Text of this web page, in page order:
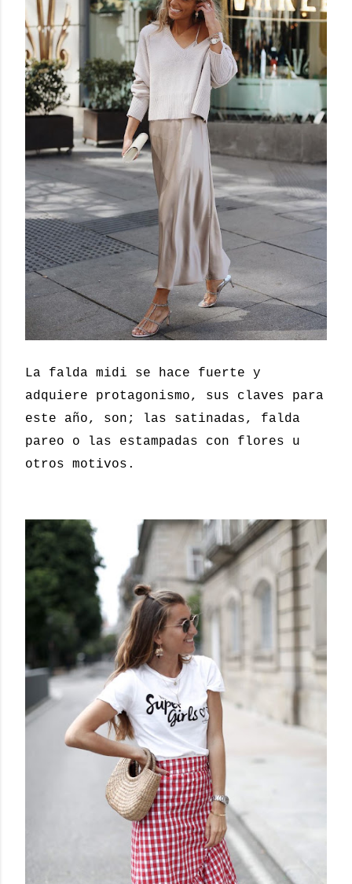
La falda midi se hace fuerte y
adquiere protagonismo, sus claves para
este año, son; las satinadas, falda
pareo o las estampadas con flores u
otros motivos.